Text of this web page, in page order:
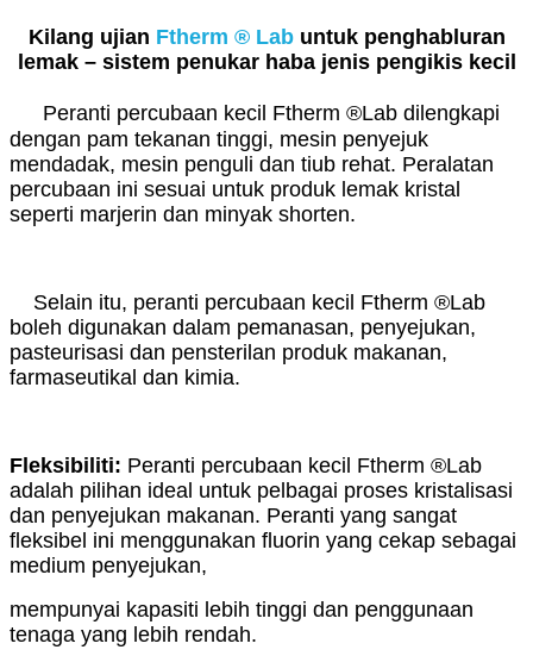
Kilang ujian Ftherm ® Labuntuk penghabluran
lemak – sistem penukar haba jenis pengikis kecil
Peranti percubaan kecil Ftherm ®Lab dilengkapi
dengan pam tekanan tinggi, mesin penyejuk
mendadak, mesin penguli dan tiub rehat. Peralatan
percubaan ini sesuai untuk produk lemak kristal
seperti marjerin dan minyak shorten.
Selain itu, peranti percubaan kecil Ftherm ®Lab
boleh digunakan dalam pemanasan, penyejukan,
pasteurisasi dan pensterilan produk makanan,
farmaseutikal dan kimia.
Fleksibiliti: Peranti percubaan kecil Ftherm ®Lab
adalah pilihan ideal untuk pelbagai proses kristalisasi
dan penyejukan makanan. Peranti yang sangat
fleksibel ini menggunakan fluorin yang cekap sebagai
medium penyejukan,
mempunyai kapasiti lebih tinggi dan penggunaan
tenaga yang lebih rendah.